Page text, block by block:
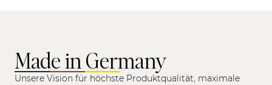
Made in Germany
Unsere Vision für höchste Produktqualität, maximale